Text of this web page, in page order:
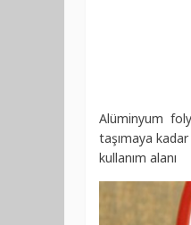
Alüminyum
taşımaya
kullanım alanı